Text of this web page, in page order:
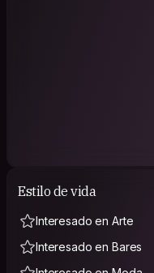
Estilo de vida
Interesado en Arte
Interesado en Bares